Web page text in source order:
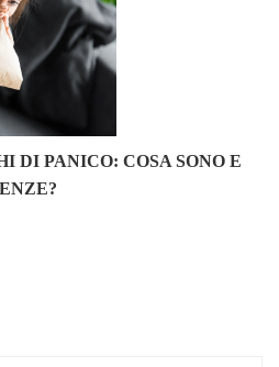
DI PANICO: COSA SONO E